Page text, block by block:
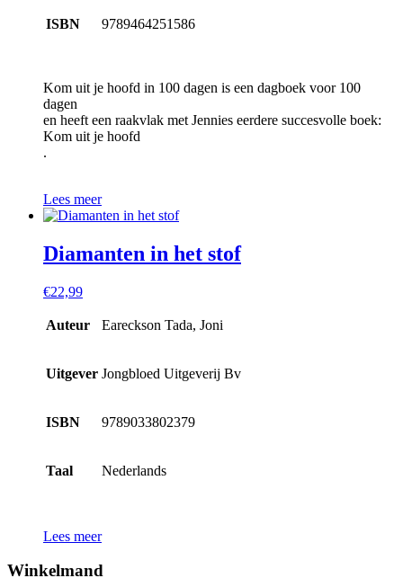
ISBN 9789464251586
Kom uit je hoofd in 100 dagen is een dagboek voor 100
dagen
en heeft een raakvlak met Jennies eerdere succesvolle boek:
Kom uit je hoofd
.
Lees meer
Diamanten in het stof
€22,99
Auteur Eareckson Tada, Joni
Uitgever Jongbloed Uitgeverij Bv
ISBN 9789033802379
Taal Nederlands
Lees meer
Winkelmand